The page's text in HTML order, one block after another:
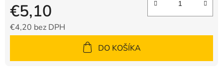
€5,10
€4,20 bez DPH
DO KOŠÍKA